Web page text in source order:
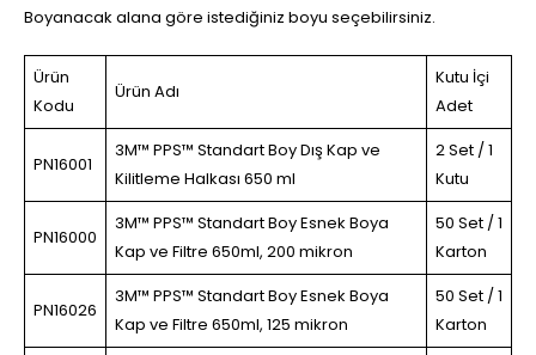
Boyanacak alana göre istediğiniz boyu seçebilirsiniz.
Ürün
Kodu
Ürün Adı
Kutu İçi
Adet
PN16001
3M™ PPS™ Standart Boy Dış Kap ve
Kilitleme Halkası 650 ml
2 Set / 1
Kutu
PN16000
3M™ PPS™ Standart Boy Esnek Boya
Kap ve Filtre 650ml, 200 mikron
50 Set / 1
Karton
PN16026
3M™ PPS™ Standart Boy Esnek Boya
Kap ve Filtre 650ml, 125 mikron
50 Set / 1
Karton